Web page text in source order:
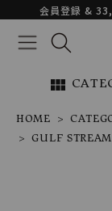
会員登録 &
view_module
HOME
GULF STREAM